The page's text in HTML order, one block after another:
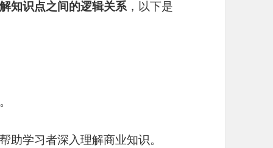
知识点之间的逻辑关系，以下是
助学习者深入理解商业知识。